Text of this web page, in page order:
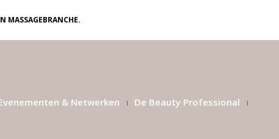
MASSAGEBRANCHE.
& Netwerken De Beauty Professional